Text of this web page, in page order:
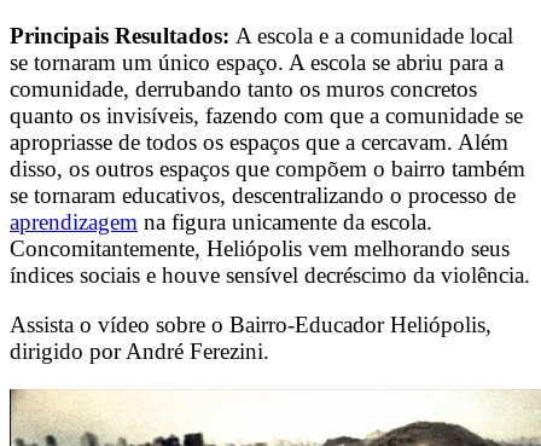
Principais Resultados: A escola e a comunidade local
se tornaram um único espaço. A escola se abriu para a
comunidade, derrubando tanto os muros concretos
quanto os invisíveis, fazendo com que a comunidade se
apropriasse de todos os espaços que a cercavam. Além
disso, os outros espaços que compõem o bairro também
se tornaram educativos, descentralizando o processo de
aprendizagem na figura unicamente da escola.
Concomitantemente, Heliópolis vem melhorando seus
índices sociais e houve sensível decréscimo da violência.
Assista o vídeo sobre o Bairro-Educador Heliópolis,
dirigido por André Ferezini.